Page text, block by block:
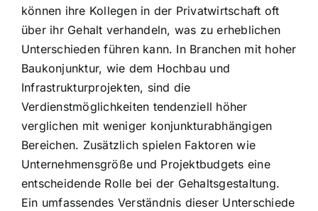
können ihre Kollegen in der Privatwirtschaft oft
über ihr Gehalt verhandeln, was zu erheblichen
Unterschieden führen kann. In Branchen mit hoher
Baukonjunktur, wie dem Hochbau und
Infrastrukturprojekten, sind die
Verdienstmöglichkeiten tendenziell höher
verglichen mit weniger konjunkturabhängigen
Bereichen. Zusätzlich spielen Faktoren wie
Unternehmensgröße und Projektbudgets eine
entscheidende Rolle bei der Gehaltsgestaltung.
Ein umfassendes Verständnis dieser Unterschiede